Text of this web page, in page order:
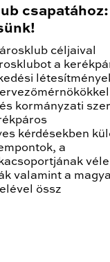
csapatához:
céljaival
a
kormányzati
kérdésekben
a
valamint a
össz